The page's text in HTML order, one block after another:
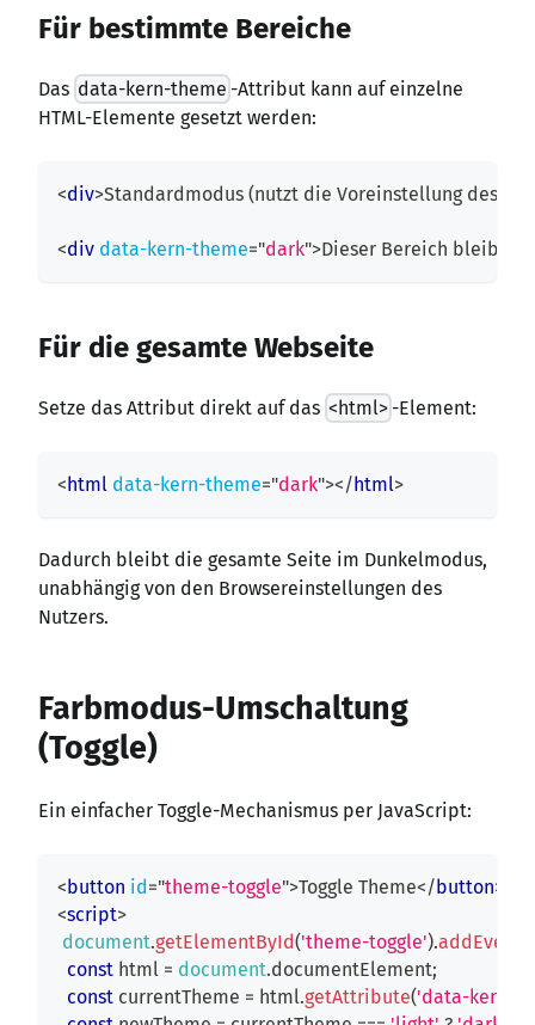
Für bestimmte Bereiche
Das data-kern-theme -Attribut kann auf einzelne
HTML-Elemente gesetzt werden:
<div>Standardmodus (nutzt die Voreinstellung des
<div data-kern-theme="dark">Dieser Bereich bleibt
Für die gesamte Webseite
Setze das Attribut direkt auf das <html> -Element:
<html data-kern-theme="dark"></html>
Dadurch bleibt die gesamte Seite im Dunkelmodus,
unabhängig von den Browsereinstellungen des
Nutzers.
Farbmodus-Umschaltung
(Toggle)
Ein einfacher Toggle-Mechanismus per JavaScript:
<button id="theme-toggle">Toggle Theme</button>
<script>
document.getElementById('theme-toggle').
const html = document.documentElement;
const currentTheme = html.getAttribute('data-kern-